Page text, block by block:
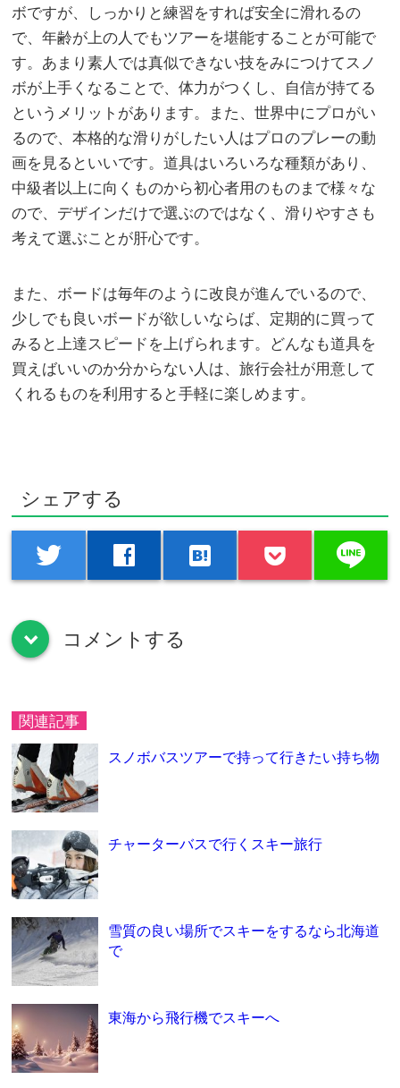
ボですが、しっかりと練習をすれば安全に滑れるの
で、年齢が上の人でもツアーを堪能することが可能で
す。あまり素人では真似できない技をみにつけてスノ
ボが上手くなることで、体力がつくし、自信が持てる
というメリットがあります。また、世界中にプロがい
るので、本格的な滑りがしたい人はプロのプレーの動
画を見るといいです。道具はいろいろな種類があり、
中級者以上に向くものから初心者用のものまで様々な
ので、デザインだけで選ぶのではなく、滑りやすさも
考えて選ぶことが肝心です。
また、ボードは毎年のように改良が進んでいるので、
少しでも良いボードが欲しいならば、定期的に買って
みると上達スピードを上げられます。どんなも道具を
買えばいいのか分からない人は、旅行会社が用意して
くれるものを利用すると手軽に楽しめます。
シェアする
twitter facebook hatenabookmark line
down コメントする
関連記事
スノボバスツアーで持って行きたい持ち物
チャーターバスで行くスキー旅行
雪質の良い場所でスキーをするなら北海道
で
東海から飛行機でスキーへ